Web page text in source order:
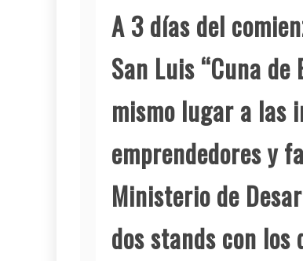
A 3 días del
San Luis “Cuna
mismo lugar a las
emprendedores y
Ministerio de
dos stands con los